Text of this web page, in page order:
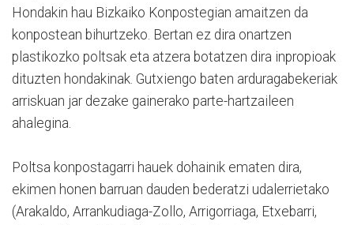
Hondakin hau Bizkaiko Konpostegian amaitzen da
konpostean bihurtzeko. Bertan ez dira onartzen
plastikozko poltsak eta atzera botatzen dira inpropioak
dituzten hondakinak. Gutxiengo baten arduragabekeriak
arriskuan jar dezake gainerako parte-hartzaileen
ahalegina.
Poltsa konpostagarri hauek dohainik ematen dira,
ekimen honen barruan dauden bederatzi udalerrietako
(Arakaldo, Arrankudiaga-Zollo, Arrigorriaga, Etxebarri,